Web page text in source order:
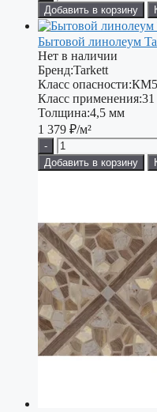
Добавить в корзину
Бытовой линолеум
Нет в наличии
Бренд:Tarkett
Класс опасности:КМ5
Класс применения:31
Толщина:4,5 мм
1 379 ₽/м²
-
Добавить в корзину